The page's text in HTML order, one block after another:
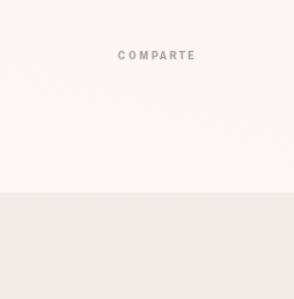
COMPARTE